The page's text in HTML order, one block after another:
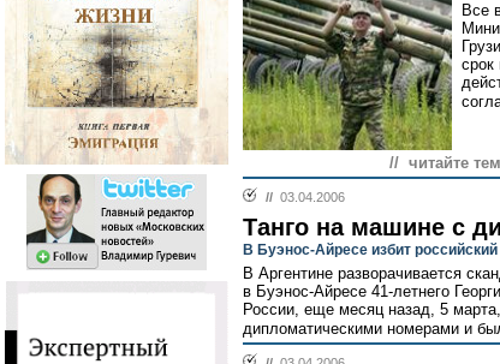
Все
срок
// читайте
// 03.04.2006
Танго на машине с
В Буэнос-Айресе избит
В Аргентине разворачивается
в Буэнос-Айресе 41-летнего
России, еще месяц назад, 5
дипломатическими номерами и